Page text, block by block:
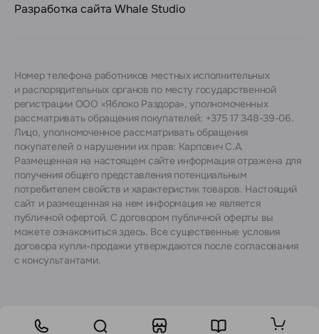
Разработка сайта Whale Studio
Номер телефона работников местных исполнительных
и распорядительных органов по месту государственной
регистрации ООО «Яблоко Раздора», уполномоченных
рассматривать обращения покупателей: +375 17 348-39-06.
Лицо, уполномоченное рассматривать обращения
покупателей о нарушении их прав: Карпович С.А.
Размещенная на настоящем сайте информация отражена для
получения общего представления потенциальным
потребителем свойств и характеристик товаров. Настоящий
сайт и размещенная на нем информация не является
публичной офертой. С договором публичной оферты вы
можете ознакомиться здесь. Все существенные условия
договора купли-продажи утверждаются после согласования
с консультантами.